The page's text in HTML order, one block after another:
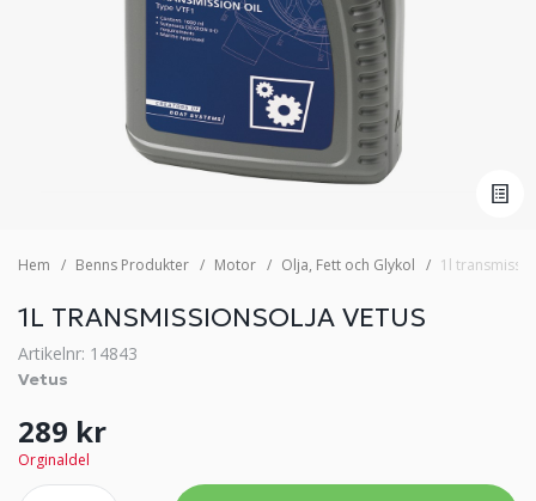
Hem Benns Produkter Motor Olja, Fett och Glykol 1l
1L TRANSMISSIONSOLJA VETUS
Artikelnr: 14843
Vetus
289 kr
Orginaldel